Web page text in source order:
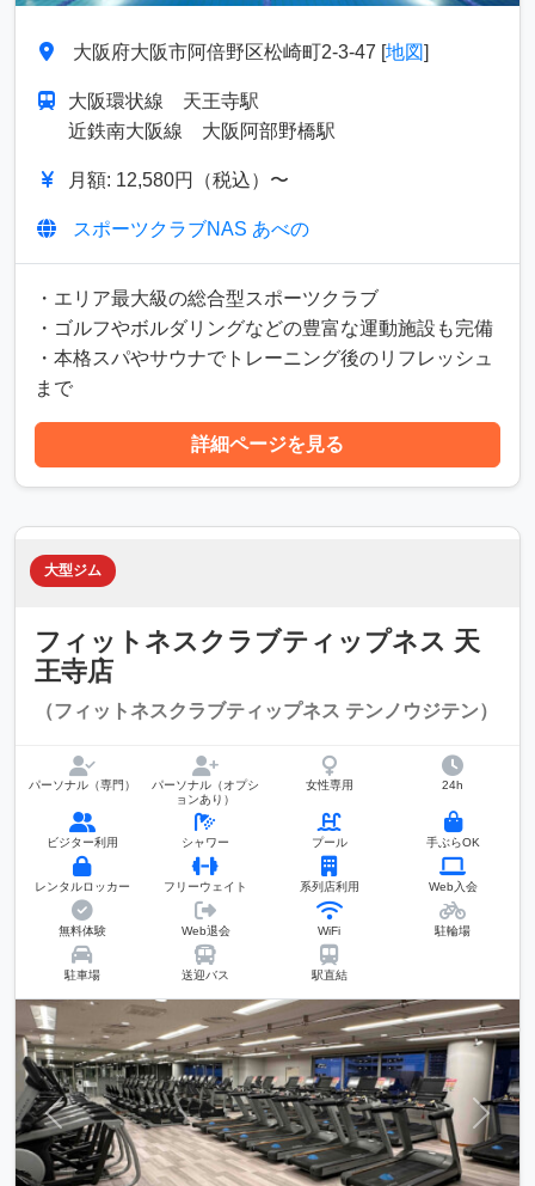
大阪府大阪市阿倍野区松崎町2-3-47 [地図]
大阪環状線 天王寺駅
近鉄南大阪線 大阪阿部野橋駅
月額: 12,580円（税込）〜
スポーツクラブNAS あべの
・エリア最大級の総合型スポーツクラブ
・ゴルフやボルダリングなどの豊富な運動施設も完備
・本格スパやサウナでトレーニング後のリフレッシュ
まで
詳細ページを見る
大型ジム
フィットネスクラブティップネス 天
王寺店
（フィットネスクラブティップネス テンノウジテン）
パーソナル（専門）
パーソナル（オプシ
ョンあり）
女性専用 24h
ビジター利用 シャワー プール 手ぶらOK
レンタルロッカー フリーウェイト 系列店利用 Web入会
無料体験 Web退会 WiFi 駐輪場
駐車場 送迎バス 駅直結
前へ 次へ